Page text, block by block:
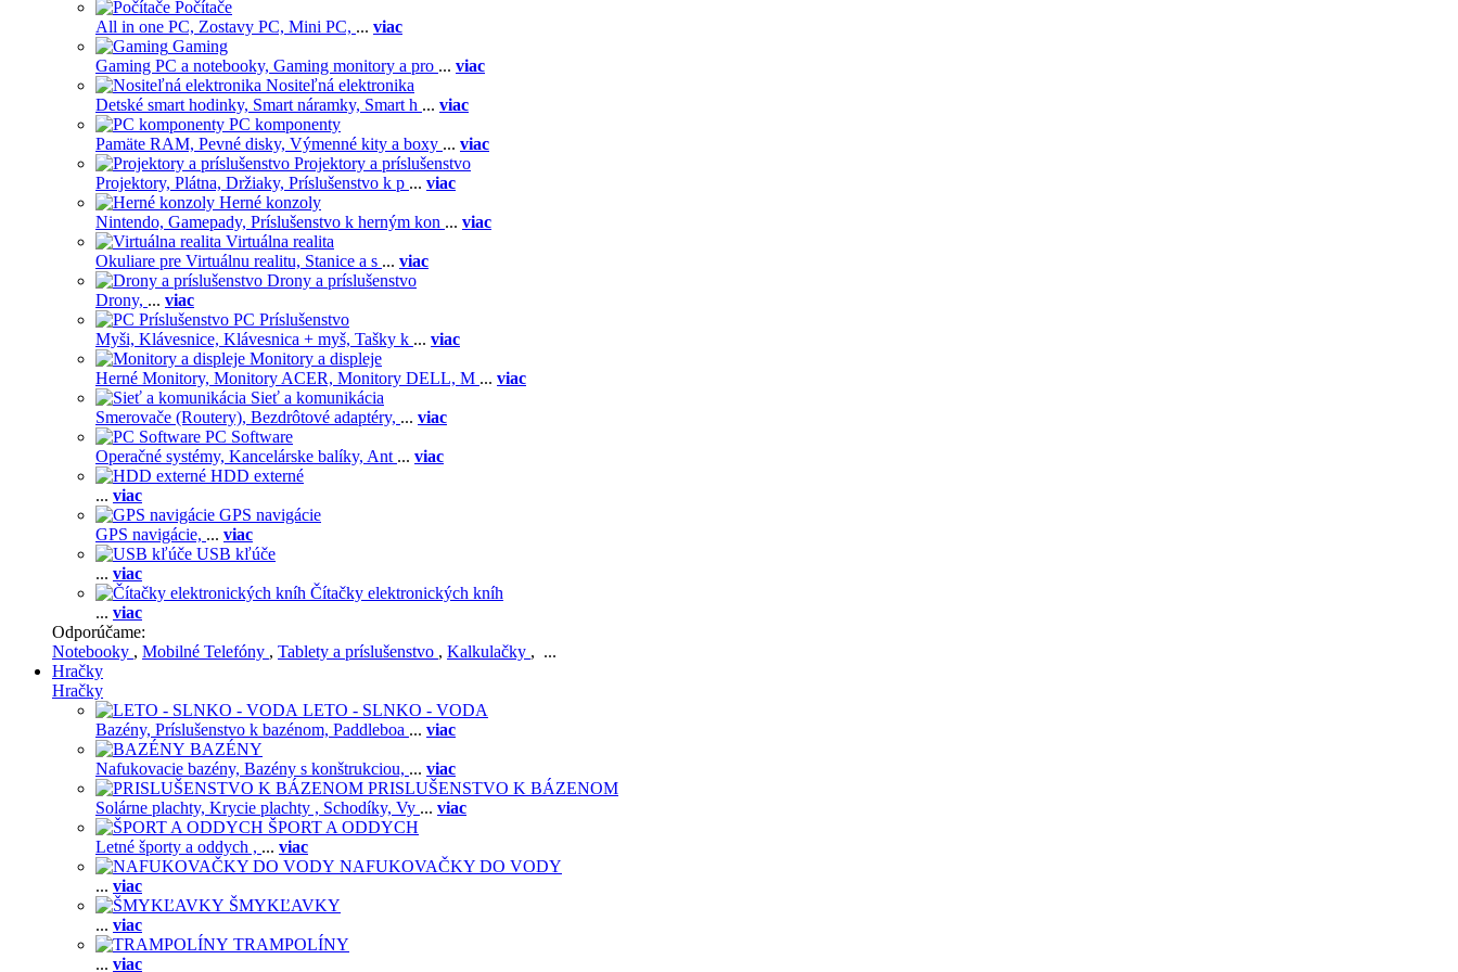
Počítače
All in one PC, Zostavy PC, Mini PC, ... viac
Gaming
Gaming PC a notebooky, Gaming monitory a pro ... viac
Nositeľná elektronika
Detské smart hodinky, Smart náramky, Smart h ... viac
PC komponenty
Pamäte RAM, Pevné disky, Výmenné kity a boxy ... viac
Projektory a príslušenstvo
Projektory, Plátna, Držiaky, Príslušenstvo k p ... viac
Herné konzoly
Nintendo, Gamepady, Príslušenstvo k herným kon ... viac
Virtuálna realita
Okuliare pre Virtuálnu realitu, Stanice a s ... viac
Drony a príslušenstvo
Drony, ... viac
PC Príslušenstvo
Myši, Klávesnice, Klávesnica + myš, Tašky k ... viac
Monitory a displeje
Herné Monitory, Monitory ACER, Monitory DELL, M ... viac
Sieť a komunikácia
Smerovače (Routery), Bezdrôtové adaptéry, ... viac
PC Software
Operačné systémy, Kancelárske balíky, Ant ... viac
HDD externé
... viac
GPS navigácie
GPS navigácie, ... viac
USB kľúče
... viac
Čítačky elektronických kníh
... viac
Odporúčame:
Notebooky , Mobilné Telefóny , Tablety a príslušenstvo , Kalkulačky , ...
Hračky
Hračky
LETO - SLNKO - VODA
Bazény, Príslušenstvo k bazénom, Paddleboa ... viac
BAZÉNY
Nafukovacie bazény, Bazény s konštrukciou, ... viac
PRISLUŠENSTVO K BÁZENOM
Solárne plachty, Krycie plachty , Schodíky, Vy ... viac
ŠPORT A ODDYCH
Letné športy a oddych , ... viac
NAFUKOVAČKY DO VODY
... viac
ŠMYKĽAVKY
... viac
TRAMPOLÍNY
... viac